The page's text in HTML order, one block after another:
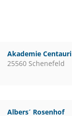
Akademie Centauri
25560 Schenefeld
Albers´ Rosenhof